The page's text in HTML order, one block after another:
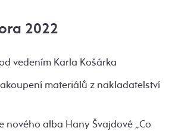
2022
vedením Karla Košárka
materiálů z nakladatelství
nového alba Hany Švajdové „Co